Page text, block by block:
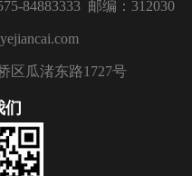
84883333 邮编：312030
区瓜渚东路1727号
们